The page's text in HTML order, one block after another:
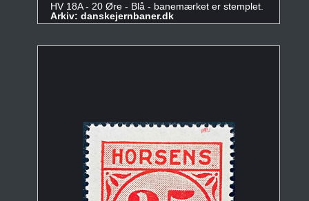
HV 18A - 20 Øre - Blå - banemærket er stemplet.
Arkiv: danskejernbaner.dk